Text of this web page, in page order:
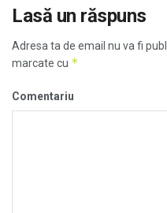
Lasă un răspuns
Adresa ta de email nu va fi
marcate cu *
Comentariu